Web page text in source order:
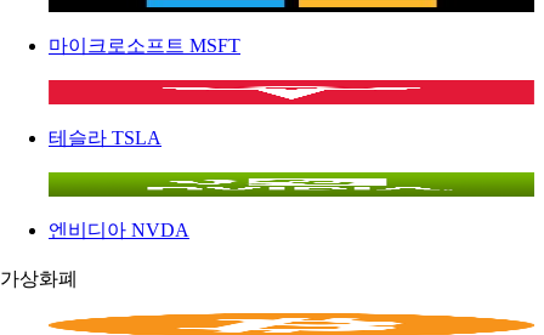
마이크로소프트 MSFT
테슬라 TSLA
엔비디아 NVDA
가상화폐